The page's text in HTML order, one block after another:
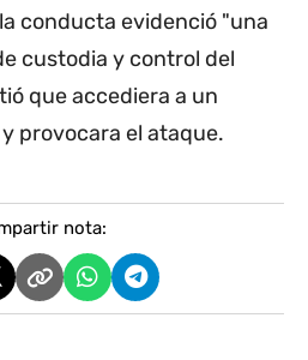
conducta evidenció "una
custodia y control del
que accediera a un
provocara el ataque.
nota: